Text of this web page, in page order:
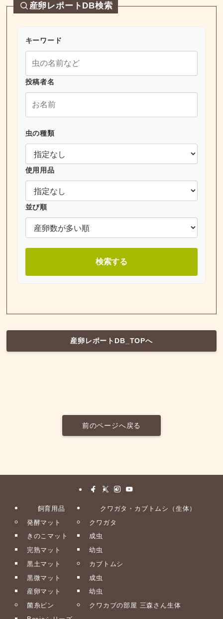
産卵レポートDB検索
キーワード
投稿者名
虫の種類
使用用品
並び順
検索する
産卵レポートDB_TOPへ
前のページへ戻る
飼育用品
発酵マット
きのこマット
完熟マット
黒土マット
黒微マット
産卵マット
菌糸ビン
クワガタ・カブトムシ（生体）
クワガタ
成虫
幼虫
カブトムシ
成虫
幼虫
クワカブの部屋 三森さん生体